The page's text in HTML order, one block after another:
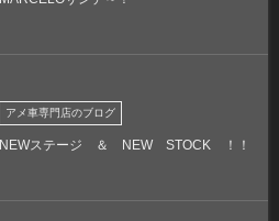
アメ車専門店のブログ
NEWステージ ＆ NEW STOCK ！！